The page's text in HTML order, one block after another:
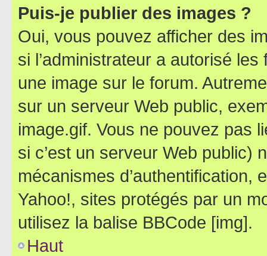
Puis-je publier des images ?
Oui, vous pouvez afficher des
si l’administrateur a autorisé
une image sur le forum.
sur un serveur Web public,
image.gif. Vous ne pouvez pas
si c’est un serveur Web public)
mécanismes d’authentification,
Yahoo!, sites protégés par un
utilisez la balise BBCode [img].
Haut